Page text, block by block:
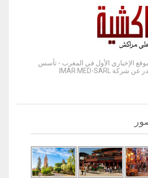
الإخباري الأول في المغرب - تأسس